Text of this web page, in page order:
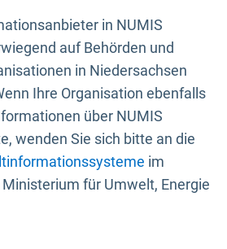
in NUMIS
auf Behörden und
in Niedersachsen
Ihre Organisation ebenfalls
über NUMIS
wenden Sie sich bitte an die
im
für Umwelt, Energie